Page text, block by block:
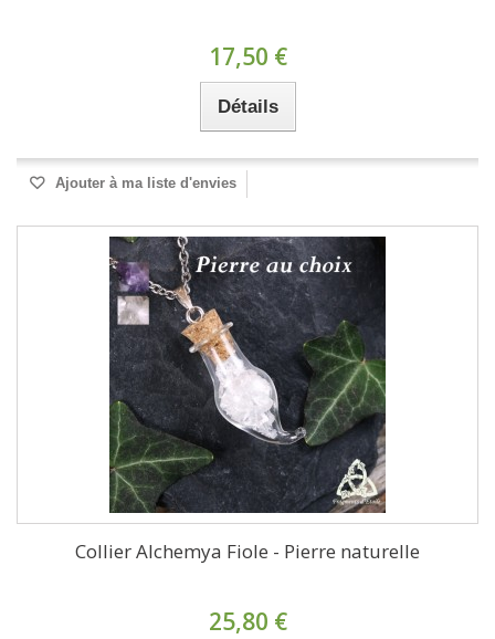
17,50 €
Détails
Ajouter à ma liste d'envies
Collier Alchemya Fiole - Pierre naturelle
25,80 €